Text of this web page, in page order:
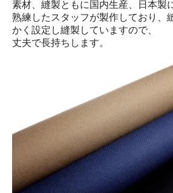
素材、縫製ともに国内生産、日本製
熟練したスタッフが製作しており、
かく設定し縫製していますので、
丈夫で長持ちします。